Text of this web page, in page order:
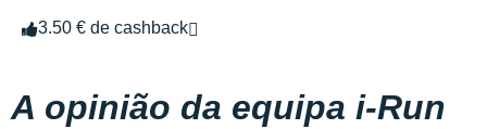
3.50 € de cashback
A opinião da equipa i-Run